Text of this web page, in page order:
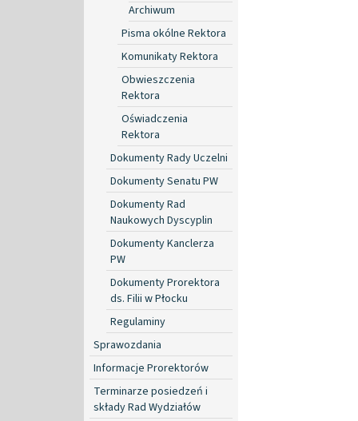
Archiwum
Pisma okólne Rektora
Komunikaty Rektora
Obwieszczenia
Rektora
Oświadczenia
Rektora
Dokumenty Rady Uczelni
Dokumenty Senatu PW
Dokumenty Rad
Naukowych Dyscyplin
Dokumenty Kanclerza
PW
Dokumenty Prorektora
ds. Filii w Płocku
Regulaminy
Sprawozdania
Informacje Prorektorów
Terminarze posiedzeń i
składy Rad Wydziałów